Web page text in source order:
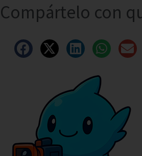
Compártelo con